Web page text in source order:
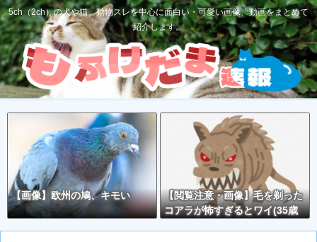
5ch（2ch）の犬や猫、動物スレを中心に面白い・可愛い画像、動画をまとめて
紹介します。
【画像】欧州の鳩、キモい
【閲覧注意・画像】毛を剃った
コアラが怖すぎるとワイ(35歳